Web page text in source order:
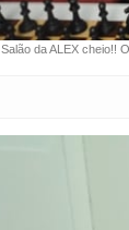
Salão da ALEX cheio!!